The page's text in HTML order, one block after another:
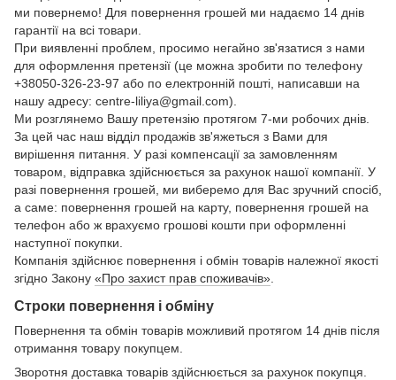
ми повернемо! Для повернення грошей ми надаємо 14 днів
гарантії на всі товари.
При виявленні проблем, просимо негайно зв'язатися з нами
для оформлення претензії (це можна зробити по телефону
+38050-326-23-97 або по електронній пошті, написавши на
нашу адресу: centre-liliya@gmail.com).
Ми розглянемо Вашу претензію протягом 7-ми робочих днів.
За цей час наш відділ продажів зв'яжеться з Вами для
вирішення питання. У разі компенсації за замовленням
товаром, відправка здійснюється за рахунок нашої компанії. У
разі повернення грошей, ми виберемо для Вас зручний спосіб,
а саме: повернення грошей на карту, повернення грошей на
телефон або ж врахуємо грошові кошти при оформленні
наступної покупки.
Компанія здійснює повернення і обмін товарів належної якості
згідно Закону «Про захист прав споживачів»
Строки повернення і обміну
Повернення та обмін товарів можливий протягом 14 днів після
отримання товару покупцем.
Зворотня доставка товарів здійснюється за рахунок покупця.